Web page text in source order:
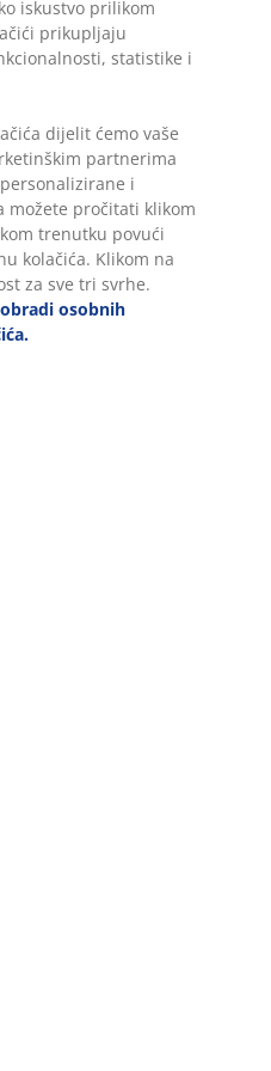
brend proizvoda za
u JYSKu
potporu i minimalno
se razlikuje od
— što ste teži, madrac bi
treba biti dovoljno
kralježnicu u ravnoj
iskustvo prilikom
prikupljaju
statistike i
dijelit ćemo vaše
partnerima
i
možete pročitati klikom
trenutku povući
kolačića. Klikom na
za sve tri svrhe.
osobnih